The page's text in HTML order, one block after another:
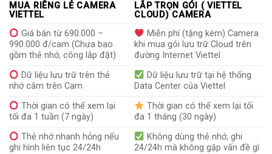
MUA RIÊNG LẺ CAMERA
VIETTEL
LẮP TRỌN GÓI ( VIETTEL
CLOUD) CAMERA
Giá bán từ 690.000 –
990.000 đ/cam (Chưa bao
gồm thẻ nhớ, công lắp đặt)
Miễn phí (tặng kèm) Camera
khi mua gói lưu trữ Cloud trên
đường Internet Viettel
Dữ liệu lưu trữ trên thẻ
nhớ cắm trên Cam
Dữ liệu lưu trữ tại hệ thống
Data Center của Viettel
Thời gian có thể xem lại
tối đa 1 tuần (7 ngày)
Thời gian có thể xem lại tối
đa 1 tháng (30 ngày)
Thẻ nhớ nhanh hỏng nếu
ghi hình liên tục 24/24h
Không dùng thẻ nhớ, ghi
24/24h mà không gặp vấn đề gì